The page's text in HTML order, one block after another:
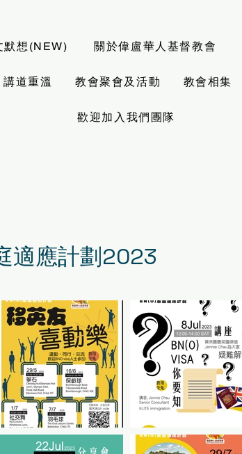
默想(NEW) 關於偉盧華人基督教會
講道重溫 教會聚會及活動 教會相集
歡迎加入我們團隊
適應計劃2023